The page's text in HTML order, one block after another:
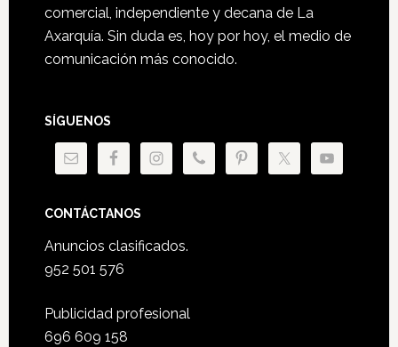
comercial, independiente y decana de La
Axarquía. Sin duda es, hoy por hoy, el medio de
comunicación más conocido.
SÍGUENOS
CONTÁCTANOS
Anuncios clasificados.
952 501 576
Publicidad profesional
696 609 158